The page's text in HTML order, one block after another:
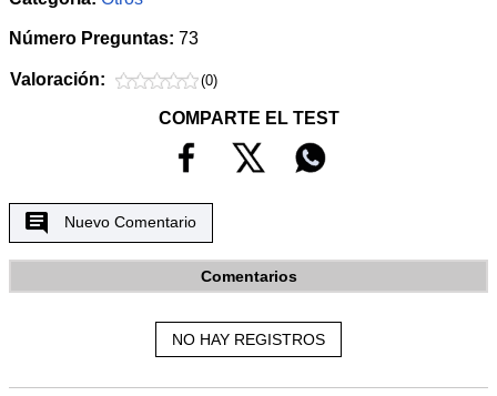
Número Preguntas: 73
Valoración: (0)
COMPARTE EL TEST
Nuevo Comentario
Comentarios
NO HAY REGISTROS